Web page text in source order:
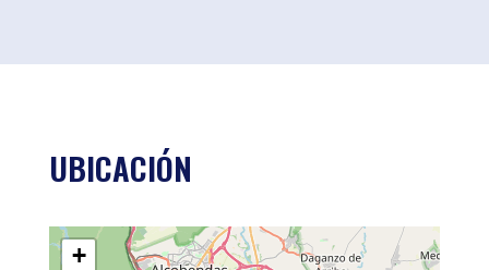
UBICACIÓN
+